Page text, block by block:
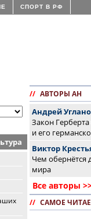
СПОРТ В РФ
// АВТОРЫ АН
Андрей
Закон
и его
Виктор
Чем обернётся
мира
Все авторы
// САМОЕ